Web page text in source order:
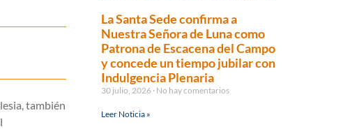
también
La Santa Sede confirma a
Nuestra Señora de Luna como
Patrona de Escacena del Campo
y concede un tiempo jubilar con
Indulgencia Plenaria
30 julio, 2026 No hay comentarios
Leer Noticia »